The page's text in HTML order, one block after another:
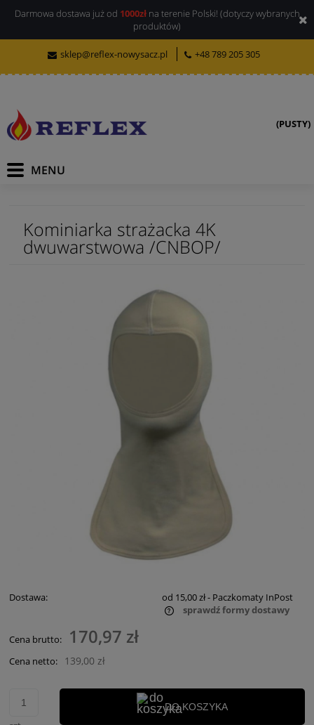
Darmowa dostawa już od 1000złna terenie Polski! (dotyczy wybranych
produktów)
sklep@reflex-nowysacz.pl +48 789 205 305
(PUSTY)
Kominiarka strażacka 4K
dwuwarstwowa /CNBOP/
Dostawa: od 15,00 zł- Paczkomaty InPost
sprawdź formy dostawy
Cena brutto: 170,97 zł
Cena netto: 139,00 zł
DO KOSZYKA